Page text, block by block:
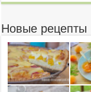
Новые рецепты